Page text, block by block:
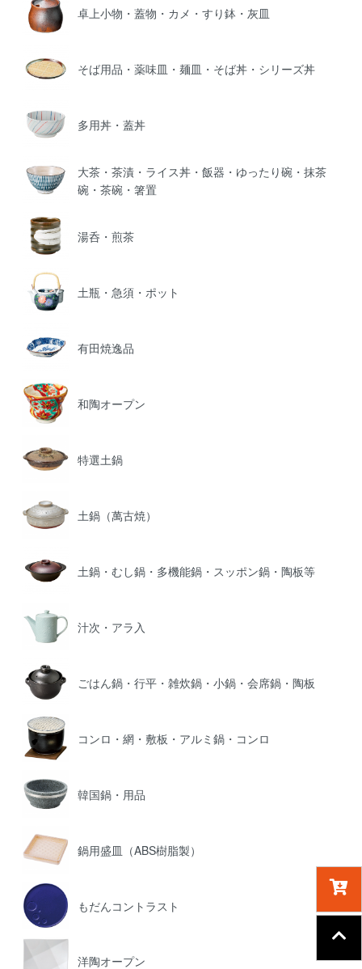
卓上小物・蓋物・カメ・すり鉢・灰皿
そば用品・薬味皿・麺皿・そば丼・シリーズ丼
多用丼・蓋丼
大茶・茶漬・ライス丼・飯器・ゆったり碗・抹茶
碗・茶碗・箸置
湯呑・煎茶
土瓶・急須・ポット
有田焼逸品
和陶オープン
特選土鍋
土鍋（萬古焼）
土鍋・むし鍋・多機能鍋・スッポン鍋・陶板等
汁次・アラ入
ごはん鍋・行平・雑炊鍋・小鍋・会席鍋・陶板
コンロ・網・敷板・アルミ鍋・コンロ
韓国鍋・用品
鍋用盛皿（ABS樹脂製）
もだんコントラスト
洋陶オープン